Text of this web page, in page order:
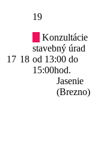
17 18
19
Konzultácie
stavebný úrad
od 13:00 do
15:00hod.
Jasenie
(Brezno)